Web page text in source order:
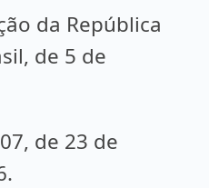
da República
de 5 de
de 23 de